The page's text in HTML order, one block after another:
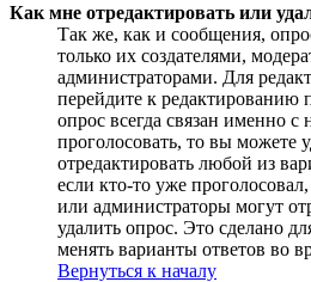
Как мне отредактировать или
Так же, как и сообщения,
только их создателями,
администраторами. Для
перейдите к редактированию
опрос всегда связан именно
проголосовать, то вы можете
отредактировать любой из
если кто-то уже
или администраторы могут
удалить опрос. Это сделано
менять варианты ответов во
Вернуться к началу